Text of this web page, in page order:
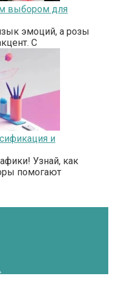
выбором для
эмоций, а розы
С
и
Узнай, как
помогают